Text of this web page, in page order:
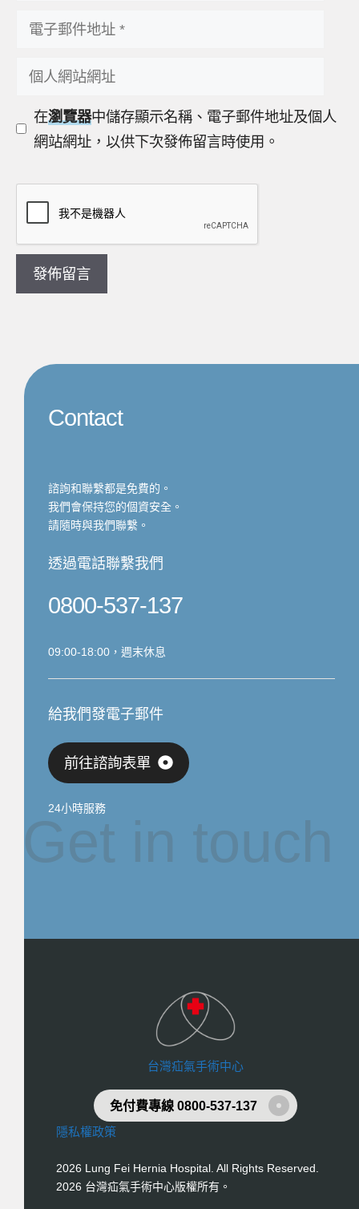
稱
郵
地 在瀏覽器中儲存顯示名稱、電子郵件地址及個人
網站網址，以供下次發佈留言時使用。
Contact
諮詢和聯繫都是免費的。
我們會保持您的個資安全。
請隨時與我們聯繫。
透過電話聯繫我們
0800-537-137
09:00-18:00，週末休息
給我們發電子郵件
前往諮詢表單
24小時服務
Get in touch
台灣疝氣手術中心
免付費專線 0800-537-137
隱私權政策
2026 Lung Fei Hernia Hospital. All Rights Reserved.
2026 台灣疝氣手術中心版權所有。